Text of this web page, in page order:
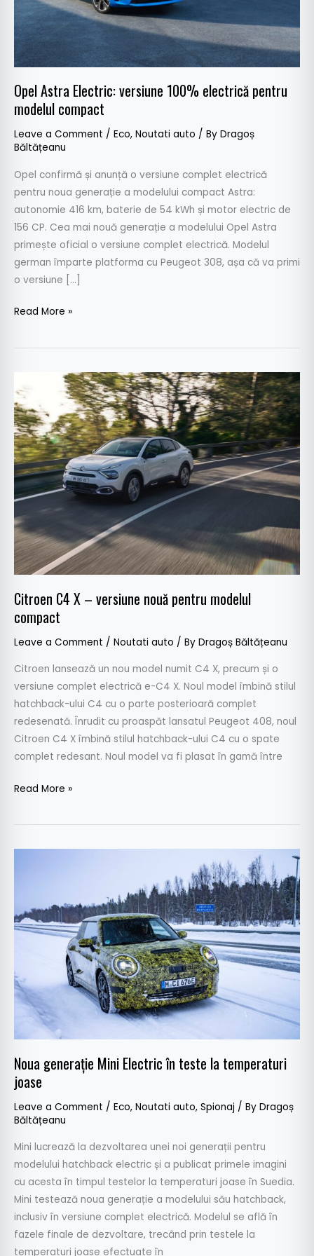
Opel Astra Electric: versiune 100% electrică pentru
modelul compact
Leave a Comment / Eco, Noutati auto / By Dragoș
Băltățeanu
Opel confirmă și anunță o versiune complet electrică
pentru noua generație a modelului compact Astra:
autonomie 416 km, baterie de 54 kWh și motor electric de
156 CP. Cea mai nouă generație a modelului Opel Astra
primește oficial o versiune complet electrică. Modelul
german împarte platforma cu Peugeot 308, așa că va primi
o versiune […]
modelul
compact
Read More »
Citroen C4 X – versiune nouă pentru modelul
compact
Leave a Comment / Noutati auto / By Dragoș Băltățeanu
Citroen lansează un nou model numit C4 X, precum și o
versiune complet electrică e-C4 X. Noul model îmbină stilul
hatchback-ului C4 cu o parte posterioară complet
redesenată. Înrudit cu proaspăt lansatul Peugeot 408, noul
Citroen C4 X îmbină stilul hatchback-ului C4 cu o spate
complet redesant. Noul model va fi plasat în gamă între
C4
X
–
versiune
nouă
pentru
modelul
compact
Read More »
Noua generație Mini Electric în teste la temperaturi
joase
Leave a Comment / Eco, Noutati auto, Spionaj / By Dragoș
Băltățeanu
Mini lucrează la dezvoltarea unei noi generații pentru
modelului hatchback electric și a publicat primele imagini
cu acesta în timpul testelor la temperaturi joase în Suedia.
Mini testează noua generație a modelului său hatchback,
inclusiv în versiune complet electrică. Modelul se află în
fazele finale de dezvoltare, trecând prin testele la
temperaturi joase efectuate în
Electric
în
temperaturi
joase